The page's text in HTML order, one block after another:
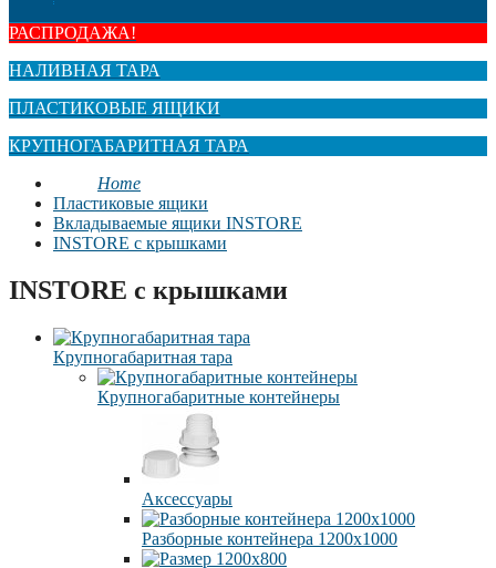
РАСПРОДАЖА!
НАЛИВНАЯ ТАРА
ПЛАСТИКОВЫЕ ЯЩИКИ
КРУПНОГАБАРИТНАЯ ТАРА
Home
Пластиковые ящики
Вкладываемые ящики INSTORE
INSTORE с крышками
INSTORE с крышками
Крупногабаритная тара
Крупногабаритные контейнеры
Аксессуары
Разборные контейнера 1200х1000